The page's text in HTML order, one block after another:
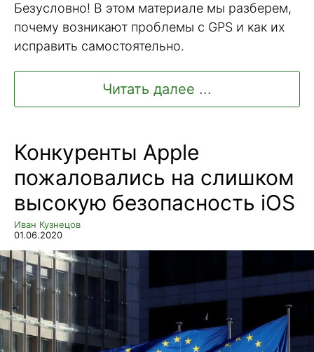
Безусловно! В этом материале мы разберем,
почему возникают проблемы с GPS и как их
исправить самостоятельно.
Читать далее ...
Конкуренты Apple
пожаловались на слишком
высокую безопасность iOS
Иван Кузнецов
01.06.2020